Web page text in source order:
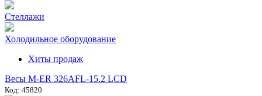
Стеллажи
Холодильное оборудование
Хиты продаж
Весы M-ER 326AFL-15.2 LCD
Код: 45820